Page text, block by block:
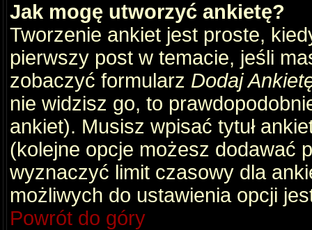
Jak mogę utworzyć ankietę?
Tworzenie ankiet jest proste,
pierwszy post w temacie, jeśli
zobaczyć formularz Dodaj
nie widzisz go, to
ankiet). Musisz wpisać tytuł
(kolejne opcje możesz dodawać
wyznaczyć limit czasowy dla
możliwych do ustawienia opcji
Powrót do góry